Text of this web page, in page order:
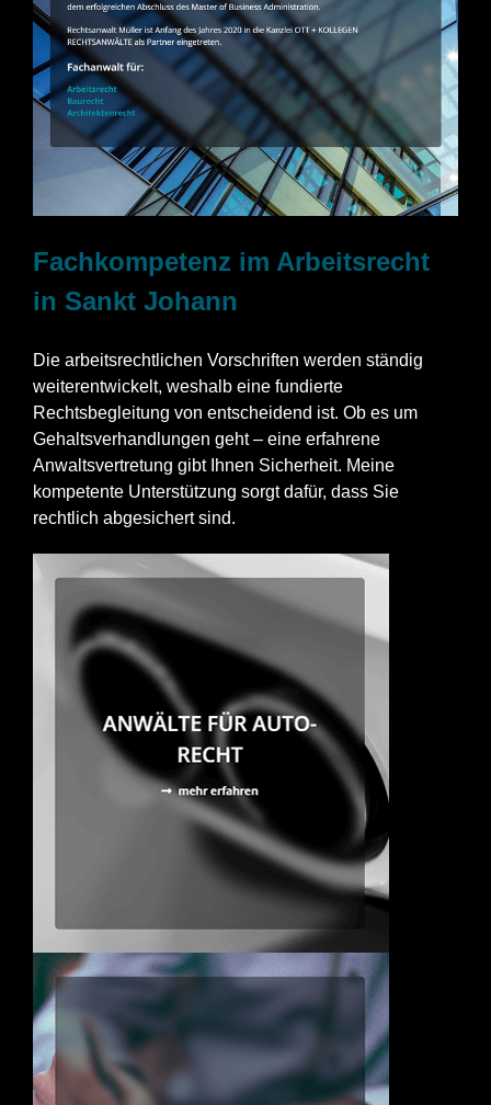
Fachkompetenz im Arbeitsrecht
in Sankt Johann
Die arbeitsrechtlichen Vorschriften werden ständig
weiterentwickelt, weshalb eine fundierte
Rechtsbegleitung von entscheidend ist. Ob es um
Gehaltsverhandlungen geht – eine erfahrene
Anwaltsvertretung gibt Ihnen Sicherheit. Meine
kompetente Unterstützung sorgt dafür, dass Sie
rechtlich abgesichert sind.